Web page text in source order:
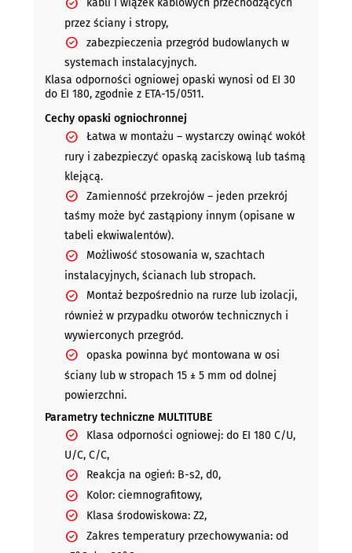
kabli i wiązek kablowych przechodzących
przez ściany i stropy,
zabezpieczenia przegród budowlanych w
systemach instalacyjnych.
Klasa odporności ogniowej opaski wynosi od EI 30
do EI 180, zgodnie z ETA-15/0511.
Cechy opaski ogniochronnej
Łatwa w montażu – wystarczy owinąć wokół
rury i zabezpieczyć opaską zaciskową lub taśmą
klejącą.
Zamienność przekrojów – jeden przekrój
taśmy może być zastąpiony innym (opisane w
tabeli ekwiwalentów).
Możliwość stosowania w, szachtach
instalacyjnych, ścianach lub stropach.
Montaż bezpośrednio na rurze lub izolacji,
również w przypadku otworów technicznych i
wywierconych przegród.
opaska powinna być montowana w osi
ściany lub w stropach 15 ± 5 mm od dolnej
powierzchni.
Parametry techniczne MULTITUBE
Klasa odporności ogniowej: do EI 180 C/U,
U/C, C/C,
Reakcja na ogień: B-s2, d0,
Kolor: ciemnografitowy,
Klasa środowiskowa: Z2,
Zakres temperatury przechowywania: od